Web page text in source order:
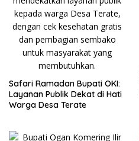
Safari Ramadan Bupati OKI:
Layanan Publik Dekat di Hati
Warga Desa Terate